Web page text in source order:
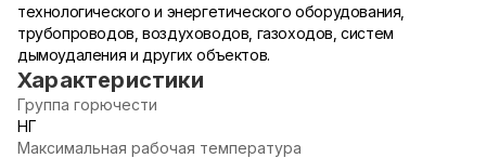
технологического и энергетического оборудования,
трубопроводов, воздуховодов, газоходов, систем
дымоудаления и других объектов.
Характеристики
Группа горючести
НГ
Максимальная рабочая температура